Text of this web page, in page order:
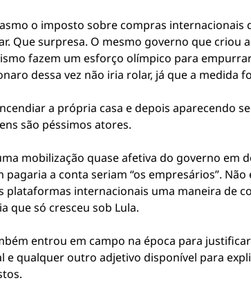
o imposto sobre compras internacionais
Que surpresa. O mesmo governo que criou
fazem um esforço olímpico para
dessa vez não iria rolar, já que a medida
a própria casa e depois aparecendo
são péssimos atores.
mobilização quase afetiva do governo em
a conta seriam “os empresários”.
internacionais uma maneira de
que só cresceu sob Lula.
entrou em campo na época para
qualquer outro adjetivo disponível para